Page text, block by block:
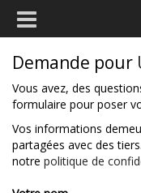
Demande pour
Vous avez, des
formulaire pour poser
Vos informations
partagées avec des
notre politique de